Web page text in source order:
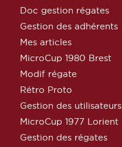
Doc gestion régates
Gestion des adhérents
Mes articles
MicroCup 1980 Brest
Modif régate
Rétro Proto
Gestion des utilisateurs
MicroCup 1977 Lorient
Gestion des régates